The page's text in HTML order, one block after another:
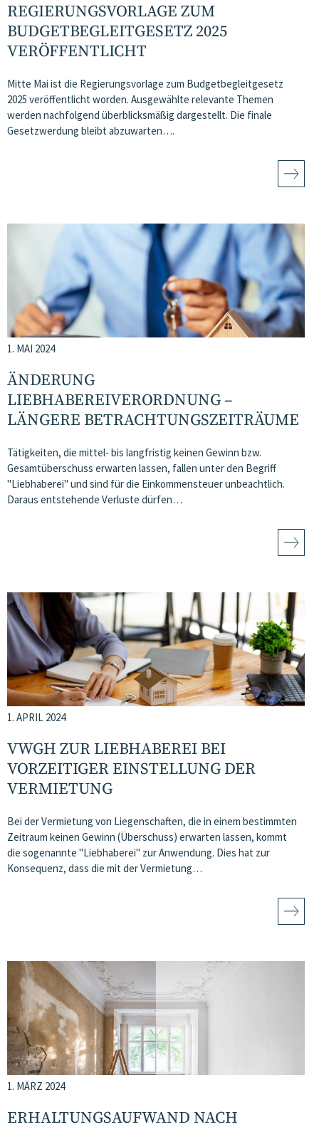
REGIERUNGSVORLAGE ZUM
BUDGETBEGLEITGESETZ 2025
VERÖFFENTLICHT
Mitte Mai ist die Regierungsvorlage zum Budgetbegleitgesetz
2025 veröffentlicht worden. Ausgewählte relevante Themen
werden nachfolgend überblicksmäßig dargestellt. Die finale
Gesetzwerdung bleibt abzuwarten….
1. MAI 2024
ÄNDERUNG
LIEBHABEREIVERORDNUNG –
LÄNGERE BETRACHTUNGSZEITRÄUME
Tätigkeiten, die mittel- bis langfristig keinen Gewinn bzw.
Gesamtüberschuss erwarten lassen, fallen unter den Begriff
"Liebhaberei" und sind für die Einkommensteuer unbeachtlich.
Daraus entstehende Verluste dürfen…
1. APRIL 2024
VWGH ZUR LIEBHABEREI BEI
VORZEITIGER EINSTELLUNG DER
VERMIETUNG
Bei der Vermietung von Liegenschaften, die in einem bestimmten
Zeitraum keinen Gewinn (Überschuss) erwarten lassen, kommt
die sogenannte "Liebhaberei" zur Anwendung. Dies hat zur
Konsequenz, dass die mit der Vermietung…
1. MÄRZ 2024
ERHALTUNGSAUFWAND NACH